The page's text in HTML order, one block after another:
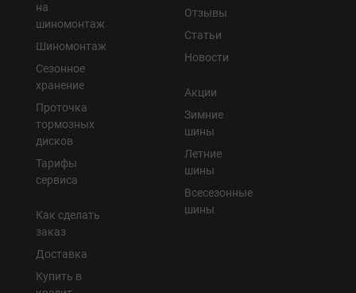
на
шиномонтаж
Шиномонтаж
Сезонное
хранение
Проточка
тормозных
дисков
Тарифы
сервиса
Как сделать
заказ
Доставка
Купить в
Отзывы
Статьи
Новости
Акции
Зимние
шины
Летние
шины
Всесезонные
шины